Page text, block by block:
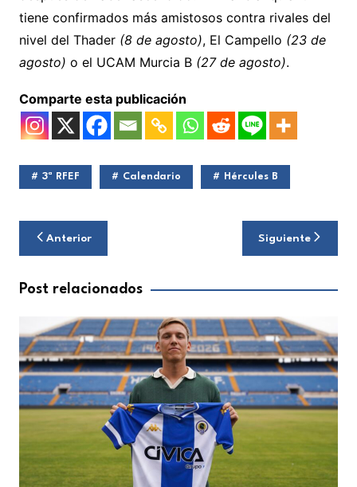
tiene confirmados más amistosos contra rivales del
nivel del Thader (8 de agosto), El Campello (23 de
agosto) o el UCAM Murcia B (27 de agosto).
Comparte esta publicación
3ª RFEF Calendario Hércules B
Navegación
de
entradas
Anterior Siguiente
Post relacionados